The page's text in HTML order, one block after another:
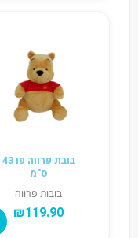
בובת פרווה פו 43
ס"מ
בובות פרווה
₪119.90